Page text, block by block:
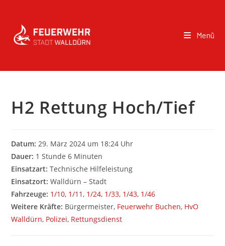
Menü
H2 Rettung Hoch/Tief
Datum: 29. März 2024 um 18:24 Uhr
Dauer: 1 Stunde 6 Minuten
Einsatzart: Technische Hilfeleistung
Einsatzort: Walldürn – Stadt
Fahrzeuge: 1/10, 1/11, 1/24, 1/33, 1/43, 1/46
Weitere Kräfte: Bürgermeister, Feuerwehr Buchen, HvO
Walldürn, Polizei, Rettungsdienst